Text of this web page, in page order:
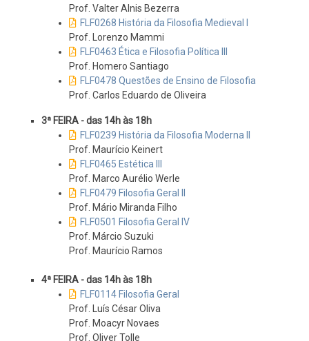
Prof. Valter Alnis Bezerra
FLF0268 História da Filosofia Medieval I
Prof. Lorenzo Mammi
FLF0463 Ética e Filosofia Política III
Prof. Homero Santiago
FLF0478 Questões de Ensino de Filosofia
Prof. Carlos Eduardo de Oliveira
3ª FEIRA - das 14h às 18h
FLF0239 História da Filosofia Moderna II
Prof. Maurício Keinert
FLF0465 Estética III
Prof. Marco Aurélio Werle
FLF0479 Filosofia Geral II
Prof. Mário Miranda Filho
FLF0501 Filosofia Geral IV
Prof. Márcio Suzuki
Prof. Maurício Ramos
4ª FEIRA - das 14h às 18h
FLF0114 Filosofia Geral
Prof. Luís César Oliva
Prof. Moacyr Novaes
Prof. Oliver Tolle